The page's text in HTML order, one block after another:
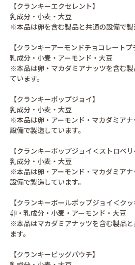
【クランキーエクセレント】
乳成分・小麦・大豆
※本品は卵を含む製品と共通の設備で製
【クランキーアーモンドチョコレートプ
乳成分・小麦・アーモンド・大豆
※本品は卵・マカダミアナッツを含む
ています。
【クランキーポップジョイ】
乳成分・小麦・大豆
※本品は卵・アーモンド・マカダミア
設備で製造しています。
【クランキーポップジョイ＜ストロベリ
乳成分・小麦・大豆
※本品は卵・アーモンド・マカダミア
設備で製造しています。
【クランキーボールポップジョイ＜クッ
卵・乳成分・小麦・アーモンド・大豆
※本品はマカダミアナッツを含む製品
ます。
【クランキービッグパウチ】